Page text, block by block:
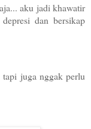
aku jadi khawatir
dan bersikap
juga nggak perlu